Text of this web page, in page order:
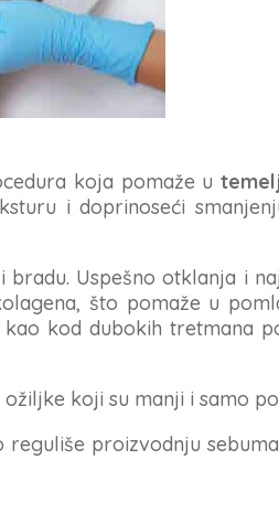
koja pomaže u
i doprinoseći
bradu. Uspešno otklanja i
što pomaže u
kao kod dubokih tretmana
ožiljke koji su manji i samo
reguliše proizvodnju